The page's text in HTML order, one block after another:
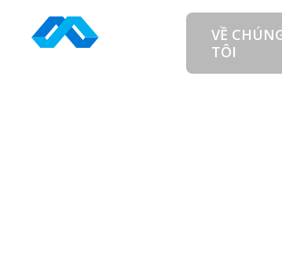
content
VỀ
TÔI